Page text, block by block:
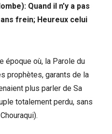
Quand il n’y a pas
frein; Heureux celui
époque où, la Parole du
prophètes, garants de la
plus parler de Sa
totalement perdu, sans